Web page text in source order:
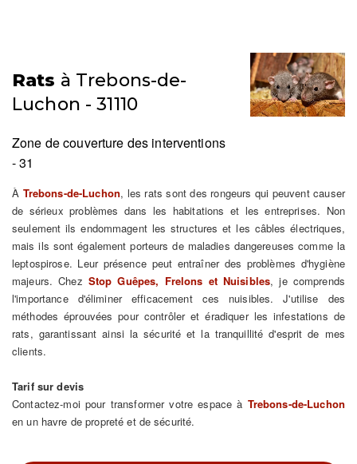
Rats à Trebons-de-
Luchon - 31110
Zone de couverture des interventions
- 31
À Trebons-de-Luchon, les rats sont des rongeurs qui peuvent causer
de sérieux problèmes dans les habitations et les entreprises. Non
seulement ils endommagent les structures et les câbles électriques,
mais ils sont également porteurs de maladies dangereuses comme la
leptospirose. Leur présence peut entraîner des problèmes d'hygiène
majeurs. Chez Stop Guêpes, Frelons et Nuisibles, je comprends
l'importance d'éliminer efficacement ces nuisibles. J'utilise des
méthodes éprouvées pour contrôler et éradiquer les infestations de
rats, garantissant ainsi la sécurité et la tranquillité d'esprit de mes
clients.
Tarif sur devis
Contactez-moi pour transformer votre espace à Trebons-de-Luchon
en un havre de propreté et de sécurité.